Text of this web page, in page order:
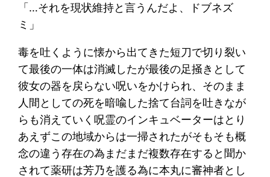
「…それを現状維持と言うんだよ、ドブネズ
ミ」
毒を吐くように懐から出てきた短刀で切り裂い
て最後の一体は消滅したが最後の足掻きとして
彼女の器を戻らない呪いをかけられ、そのまま
人間としての死を暗喩した捨て台詞を吐きなが
らも消えていく呪霊のインキュベーターはとり
あえずこの地域からは一掃されたがそもそも概
念の違う存在の為まだまだ複数存在すると聞か
されて薬研は芳乃を護る為に本丸に審神者とし